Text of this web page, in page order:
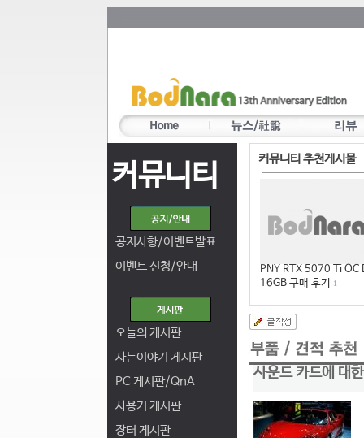
커뮤니티
공지사항/이벤트발표
이벤트 신청/안내
오늘의 게시판
사는이야기 게시판
PC 게시판/QnA
사용기 게시판
장터 게시판
커뮤니티 추천게시물
PNY RTX 5070 Ti OC
16GB 구매 후기
1
사운드 카드에 대